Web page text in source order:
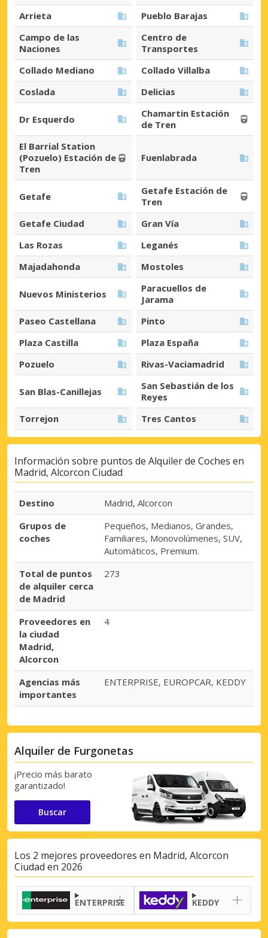
Arrieta
Pueblo Barajas
Campo de las
Naciones
Centro de
Transportes
Collado Mediano
Collado Villalba
Coslada
Delicias
Dr Esquerdo
Chamartin Estación
de Tren
El Barrial Station
(Pozuelo) Estación de
Tren
Fuenlabrada
Getafe
Getafe Estación de
Tren
Getafe Ciudad
Gran Vía
Las Rozas
Leganés
Majadahonda
Mostoles
Nuevos Ministerios
Paracuellos de
Jarama
Paseo Castellana
Pinto
Plaza Castilla
Plaza España
Pozuelo
Rivas-Vaciamadrid
San Blas-Canillejas
San Sebastián de los
Reyes
Torrejon
Tres Cantos
Información sobre puntos de Alquiler de Coches en
Madrid, Alcorcon Ciudad
Destino
Madrid, Alcorcon
Grupos de
coches
Pequeños, Medianos, Grandes,
Familiares, Monovolúmenes, SUV,
Automáticos, Premium.
Total de puntos
de alquiler cerca
de Madrid
273
Proveedores en
la ciudad
Madrid,
Alcorcon
4
Agencias más
importantes
ENTERPRISE, EUROPCAR, KEDDY
Alquiler de Furgonetas
¡Precio más barato
garantizado!
Buscar
Los 2 mejores proveedores en Madrid, Alcorcon
Ciudad en 2026
ENTERPRISE KEDDY